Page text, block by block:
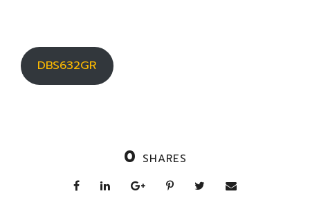
DBS632GR
0 SHARES